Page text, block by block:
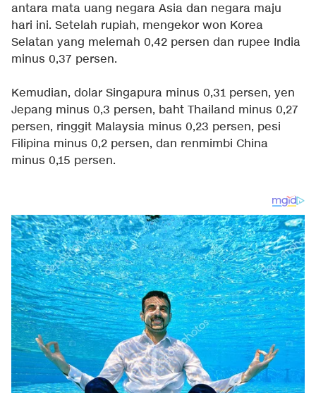
antara mata uang negara Asia dan negara maju
hari ini. Setelah rupiah, mengekor won Korea
Selatan yang melemah 0,42 persen dan rupee India
minus 0,37 persen.
Kemudian, dolar Singapura minus 0,31 persen, yen
Jepang minus 0,3 persen, baht Thailand minus 0,27
persen, ringgit Malaysia minus 0,23 persen, pesi
Filipina minus 0,2 persen, dan renmimbi China
minus 0,15 persen.